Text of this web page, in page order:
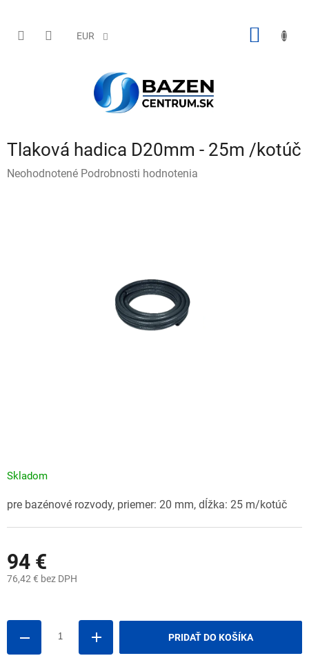
obsah
EUR
Tlaková hadica D20mm - 25m /kotúč
Priemerné
Neohodnotené Podrobnosti hodnotenia
94 €
76,42 € bez DPH
Skladom
PRIDAŤ DO KOŠÍKA
pre bazénové rozvody, priemer: 20 mm, dĺžka: 25 m/kotúč